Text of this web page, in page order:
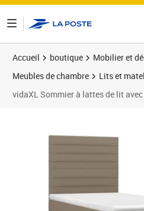
Accueil boutique
Mobilier et
Meubles de chambre
Lits et
vidaXL Sommier à lattes de lit